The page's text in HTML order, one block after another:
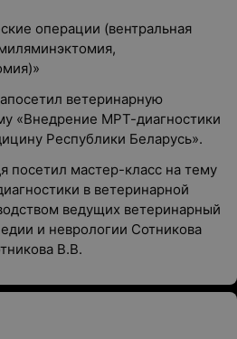
операции (вентральная
ветеринарную
«Внедрение МРТ-диагностики
Республики Беларусь».
посетил мастер-класс на тему
в ветеринарной
ведущих ветеринарный
и неврологии Сотникова
В.В.